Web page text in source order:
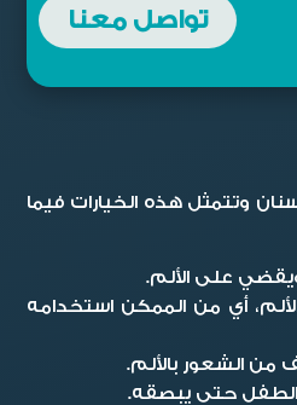
تواصل معنا
وتتمثل هذه الخيارات فيما
على الألم.
أي من الممكن استخدامه
الشعور بالألم.
الطفل حتى يبصقه.